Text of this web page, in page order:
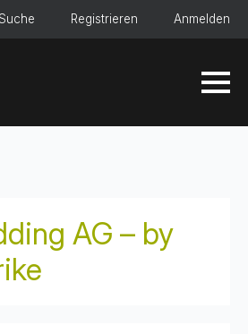
Suche Registrieren Anmelden
AG – by